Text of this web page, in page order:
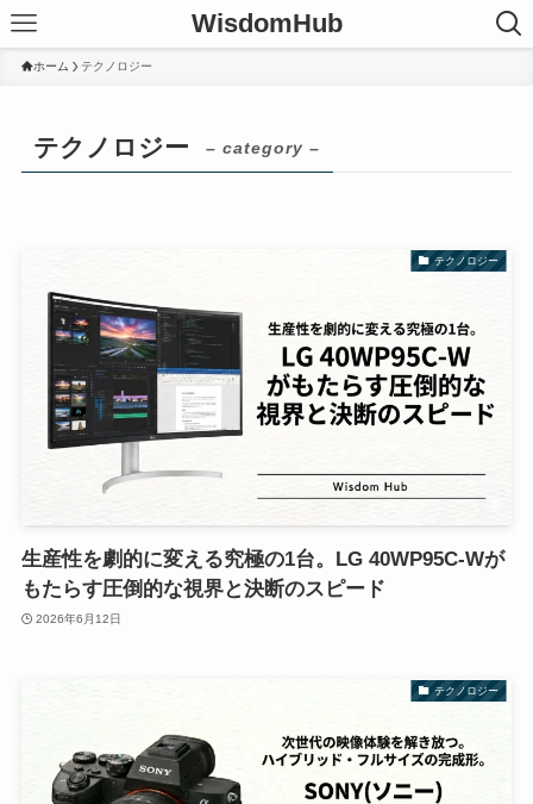
WisdomHub
ホーム テクノロジー
テクノロジー – category –
テクノロジー
生産性を劇的に変える究極の1台。LG 40WP95C-Wが
もたらす圧倒的な視界と決断のスピード
2026年6月12日
テクノロジー